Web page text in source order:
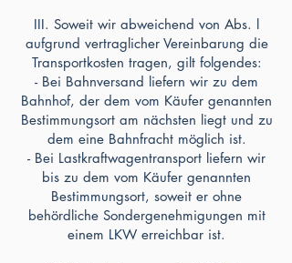
III. Soweit wir abweichend von Abs. l
aufgrund vertraglicher Vereinbarung die
Transportkosten tragen, gilt folgendes:
- Bei Bahnversand liefern wir zu dem
Bahnhof, der dem vom Käufer genannten
Bestimmungsort am nächsten liegt und zu
dem eine Bahnfracht möglich ist.
- Bei Lastkraftwagentransport liefern wir
bis zu dem vom Käufer genannten
Bestimmungsort, soweit er ohne
behördliche Sondergenehmigungen mit
einem LKW erreichbar ist.